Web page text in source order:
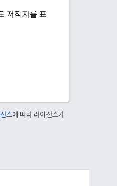
저작자를 표
스에 따라 라이선스가